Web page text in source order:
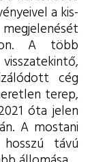
a kis-
A több
cég
terep,
óta jelen
A mostani
távú